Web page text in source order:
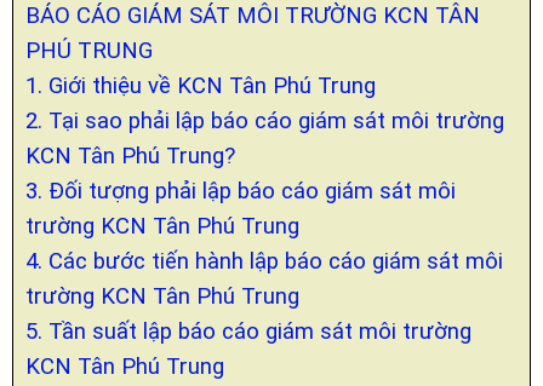
BÁO CÁO GIÁM SÁT MÔI TRƯỜNG KCN TÂN
PHÚ TRUNG
1. Giới thiệu về KCN Tân Phú Trung
2. Tại sao phải lập báo cáo giám sát môi trường
KCN Tân Phú Trung?
3. Đối tượng phải lập báo cáo giám sát môi
trường KCN Tân Phú Trung
4. Các bước tiến hành lập báo cáo giám sát môi
trường KCN Tân Phú Trung
5. Tần suất lập báo cáo giám sát môi trường
KCN Tân Phú Trung